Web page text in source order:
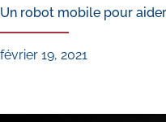
Un robot mobile pour
février 19, 2021